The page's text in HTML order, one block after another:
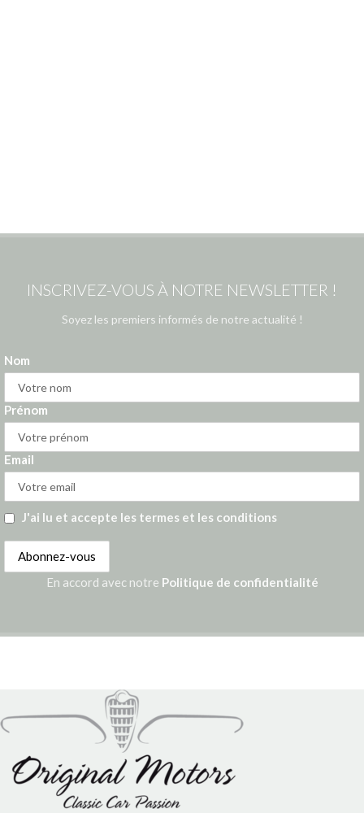
INSCRIVEZ-VOUS À NOTRE NEWSLETTER !
Soyez les premiers informés de notre actualité !
Nom
Prénom
Email
J'ai lu et accepte les termes et les conditions
En accord avec notre Politique de confidentialité